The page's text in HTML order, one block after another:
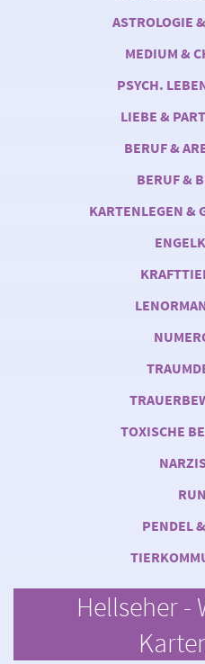
ASTROLOGIE
MEDIUM &
PSYCH.
LIEBE &
BERUF &
BERUF &
KARTENLEGEN &
TOXISCHE
PENDEL
Hellseher -